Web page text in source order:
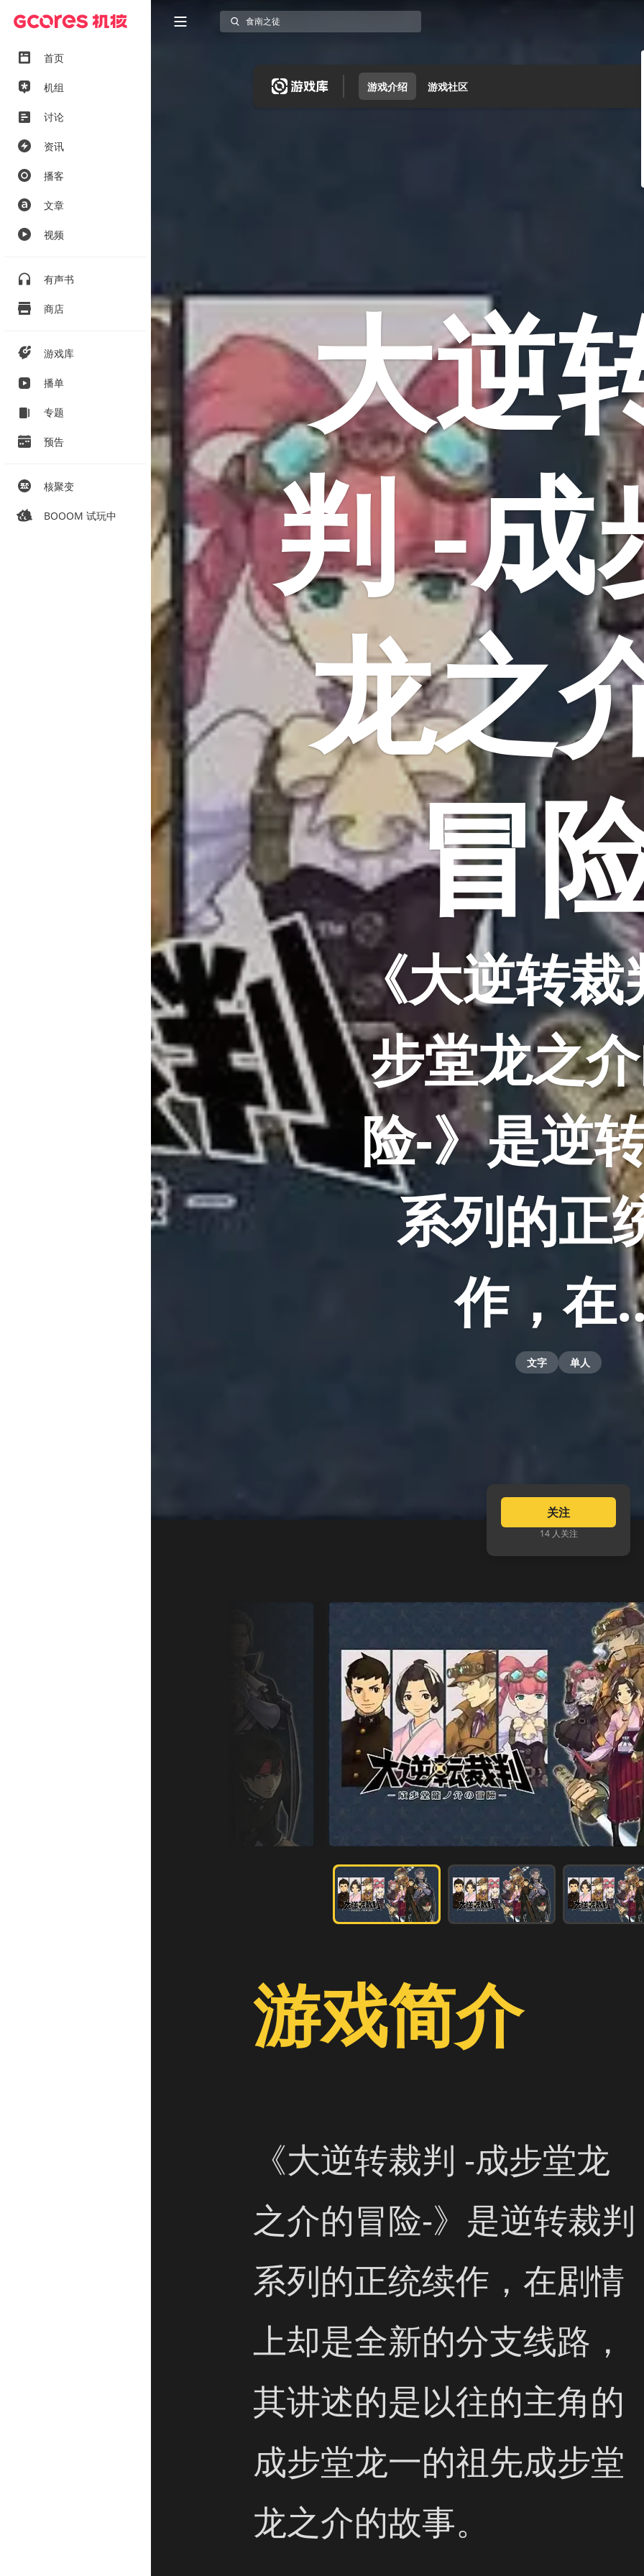
首页
机组
讨论
资讯
播客
文章
视频
有声书
商店
游戏库
播单
专题
预告
核聚变
BOOOM 试玩中
游戏介绍 游戏社区
大逆
判 -成
龙之
冒
《大逆转裁
步堂龙之
险-》是逆
系列的正
作，
文字 单人
关注
14 人关注
游戏简介
《大逆转裁判 -成步堂龙
之介的冒险-》是逆转裁判
系列的正统续作，在剧情
上却是全新的分支线路，
其讲述的是以往的主角的
成步堂龙一的祖先成步堂
龙之介的故事。